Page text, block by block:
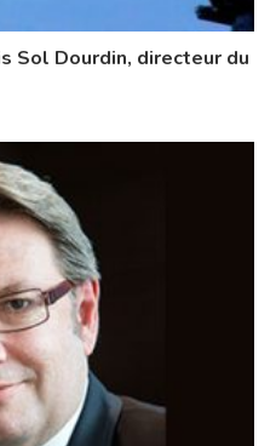
Sol Dourdin, directeur du